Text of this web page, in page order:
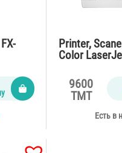
Printer,
Color
9600
TMT
Есть в